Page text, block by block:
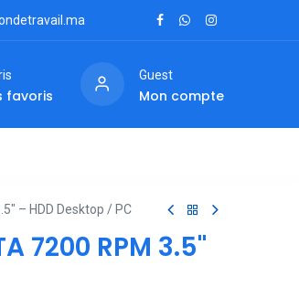
favoris
Guest
Mon compte
– HDD Desktop / PC
7200 RPM 3.5"